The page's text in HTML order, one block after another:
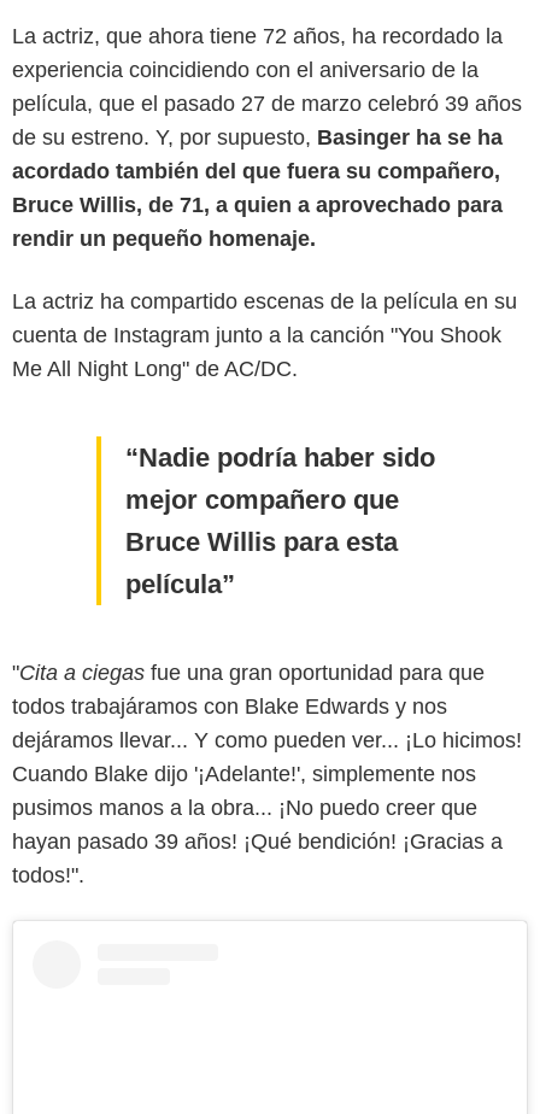
La actriz, que ahora tiene 72 años, ha recordado la
experiencia coincidiendo con el aniversario de la
película, que el pasado 27 de marzo celebró 39 años
de su estreno. Y, por supuesto, Basinger ha se ha
acordado también del que fuera su compañero,
Bruce Willis, de 71, a quien a aprovechado para
rendir un pequeño homenaje.
La actriz ha compartido escenas de la película en su
cuenta de Instagram junto a la canción "You Shook
Me All Night Long" de AC/DC.
Nadie podría haber sido
mejor compañero que
Bruce Willis para esta
película
"Cita a ciegas fue una gran oportunidad para que
todos trabajáramos con Blake Edwards y nos
dejáramos llevar... Y como pueden ver... ¡Lo hicimos!
Cuando Blake dijo '¡Adelante!', simplemente nos
pusimos manos a la obra... ¡No puedo creer que
hayan pasado 39 años! ¡Qué bendición! ¡Gracias a
todos!".